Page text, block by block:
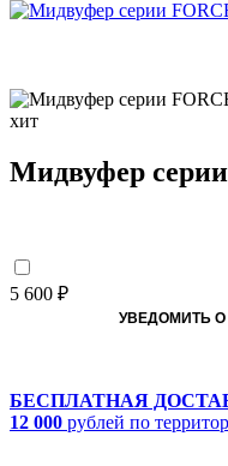
хит
Мидвуфер
5 600 ₽
УВЕДОМИТЬ
БЕСПЛАТНАЯ
12 000 рублей по